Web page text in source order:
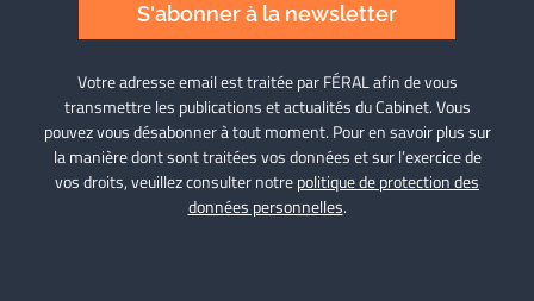
S'abonner à la newsletter
Votre adresse email est traitée par FÉRAL afin de vous
transmettre les publications et actualités du Cabinet. Vous
pouvez vous désabonner à tout moment. Pour en savoir plus sur
la manière dont sont traitées vos données et sur l’exercice de
vos droits, veuillez consulter notrepolitique de protection des
données personnelles.